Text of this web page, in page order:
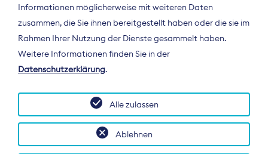
Der Bundesverband Digitalpublisher und
Zeitungsverleger (BDZV) vertritt als
Spitzenorganisation die Interessen der
Deutschland und auf EU-Ebene.
Informationen möglicherweise mit weiteren Daten
zusammen, die Sie ihnen bereitgestellt haben oder die sie im
Rahmen Ihrer Nutzung der Dienste gesammelt haben.
Weitere Informationen finden Sie in der
Datenschutzerklärung.
Ablehnen
Alle zulassen